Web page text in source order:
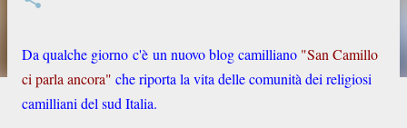
Da qualche giorno c'è un nuovo blog camilliano "San Camillo
ci parla ancora" che riporta la vita delle comunità dei religiosi
camilliani del sud Italia.